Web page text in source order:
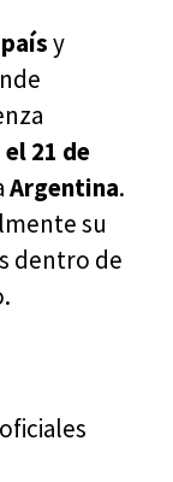
y
21 de
Argentina.
su
dentro de
oficiales